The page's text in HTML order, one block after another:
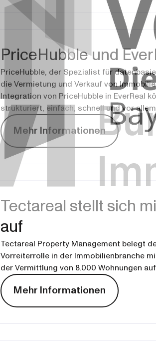
PriceHubble und
PriceHubble, der Spezialist für
die Vermietung und Verkauf von
Integration von PriceHubble in EverReal
strukturiert, einfach, schnell und vor
Mehr Informationen
Tectareal stellt sich
auf
Tectareal Property Management belegt
Vorreiterrolle in der Immobilienbranche
der Vermittlung von 8.000 Wohnungen
Mehr Informationen